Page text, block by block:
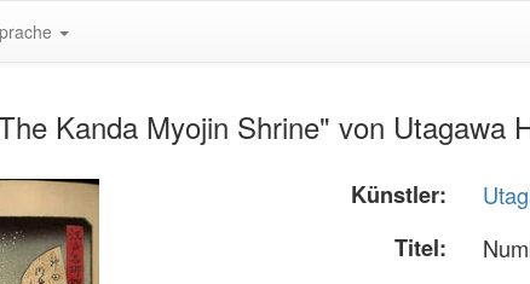
Kanda Myojin Shrine" von Utagawa
Künstler:
Titel: